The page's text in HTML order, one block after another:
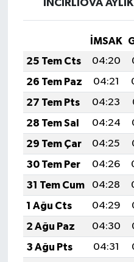
İNCİRLİOVA
İMSAK
25 Tem Cts
04:20
26 Tem Paz
04:21
27 Tem Pts
04:23
28 Tem Sal
04:24
29 Tem Çar
04:25
30 Tem Per
04:26
31 Tem Cum
04:28
1 Ağu Cts
04:29
2 Ağu Paz
04:30
3 Ağu Pts
04:31